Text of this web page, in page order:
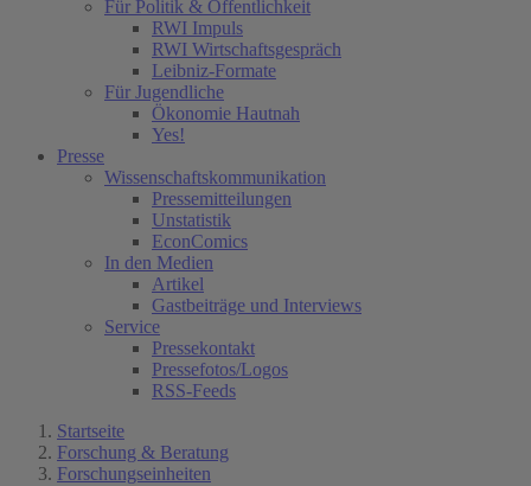
Für Politik & Öffentlichkeit
RWI Impuls
RWI Wirtschaftsgespräch
Leibniz-Formate
Für Jugendliche
Ökonomie Hautnah
Yes!
Presse
Wissenschaftskommunikation
Pressemitteilungen
Unstatistik
EconComics
In den Medien
Artikel
Gastbeiträge und Interviews
Service
Pressekontakt
Pressefotos/Logos
RSS-Feeds
Startseite
Forschung & Beratung
Forschungseinheiten